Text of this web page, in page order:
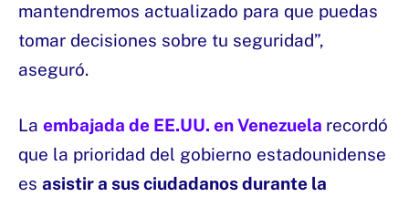
mantendremos actualizado para que puedas
tomar decisiones sobre tu seguridad”,
aseguró.
La embajada de EE.UU. en Venezuela recordó
que la prioridad del gobierno estadounidense
es asistir a sus ciudadanos durante la